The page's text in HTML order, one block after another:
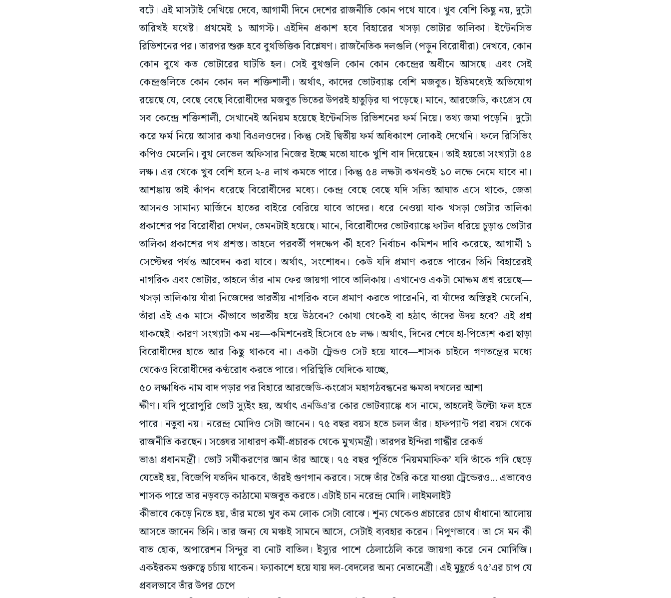
তারিখই যথেষ্ট। প্রথমেই ১ আগস্ট। এইদিন প্রকাশ হবে বিহারের খসড়া ভোটার তালিকা। ইন্টেনসিভ
রিভিশনের পর। তারপর শুরু হবে বুথভিত্তিক বিশ্লেষণ। রাজনৈতিক দলগুলি (পড়ুন বিরোধীরা) দেখবে, কোন
কোন বুথে কত ভোটারের ঘাটতি হল। সেই বুথগুলি কোন কোন কেন্দ্রের অধীনে আসছে। এবং সেই
কেন্দ্রগুলিতে কোন কোন দল শক্তিশালী। অর্থাৎ, কাদের ভোটব্যাঙ্ক বেশি মজবুত। ইতিমধ্যেই অভিযোগ
রয়েছে যে, বেছে বেছে বিরোধীদের মজবুত ভিতের উপরই হাতুড়ির ঘা পড়েছে। মানে, আরজেডি, কংগ্রেস যে
সব কেন্দ্রে শক্তিশালী, সেখানেই অনিয়ম হয়েছে ইন্টেনসিভ রিভিশনের ফর্ম নিয়ে। তথ্য জমা পড়েনি। দুটো
করে ফর্ম নিয়ে আসার কথা বিএলওদের। কিন্তু সেই দ্বিতীয় ফর্ম অধিকাংশ লোকই দেখেনি। ফলে রিসিভিং
কপিও মেলেনি। বুথ লেভেল অফিসার নিজের ইচ্ছে মতো যাকে খুশি বাদ দিয়েছেন। তাই হয়তো সংখ্যাটা ৫৪
লক্ষ। এর থেকে খুব বেশি হলে ২-৪ লাখ কমতে পারে। কিন্তু ৫৪ লক্ষটা কখনওই ১০ লক্ষে নেমে যাবে না।
আশঙ্কায় তাই কাঁপন ধরেছে বিরোধীদের মধ্যে। কেন্দ্র বেছে বেছে যদি সত্যি আঘাত এসে থাকে, জেতা
আসনও সামান্য মার্জিনে হাতের বাইরে বেরিয়ে যাবে তাদের। ধরে নেওয়া যাক খসড়া ভোটার তালিকা
প্রকাশের পর বিরোধীরা দেখল, তেমনটাই হয়েছে। মানে, বিরোধীদের ভোটব্যাঙ্কে ফাটল ধরিয়ে চূড়ান্ত ভোটার
তালিকা প্রকাশের পথ প্রশস্ত। তাহলে পরবর্তী পদক্ষেপ কী হবে? নির্বাচন কমিশন দাবি করেছে, আগামী ১
সেপ্টেম্বর পর্যন্ত আবেদন করা যাবে। অর্থাৎ, সংশোধন। কেউ যদি প্রমাণ করতে পারেন তিনি বিহারেরই
নাগরিক এবং ভোটার, তাহলে তাঁর নাম ফের জায়গা পাবে তালিকায়। এখানেও একটা মোক্ষম প্রশ্ন রয়েছে—
খসড়া তালিকায় যাঁরা নিজেদের ভারতীয় নাগরিক বলে প্রমাণ করতে পারেননি, বা যাঁদের অস্তিত্বই মেলেনি,
তাঁরা এই এক মাসে কীভাবে ভারতীয় হয়ে উঠবেন? কোথা থেকেই বা হঠাৎ তাঁদের উদয় হবে? এই প্রশ্ন
থাকছেই। কারণ সংখ্যাটা কম নয়—কমিশনেরই হিসেবে ৫৮ লক্ষ। অর্থাৎ, দিনের শেষে হা-পিত্যেশ করা ছাড়া
বিরোধীদের হাতে আর কিছু থাকবে না। একটা ট্রেন্ডও সেট হয়ে যাবে—শাসক চাইলে গণতন্ত্রের মধ্যে
থেকেও বিরোধীদের কণ্ঠরোধ করতে পারে। পরিস্থিতি যেদিকে যাচ্ছে,
৫০ লক্ষাধিক নাম বাদ পড়ার পর বিহারে আরজেডি-কংগ্রেস মহাগঠবন্ধনের ক্ষমতা দখলের আশা
ক্ষীণ। যদি পুরোপুরি ভোট স্যুইং হয়, অর্থাৎ এনডিএ’র কোর ভোটব্যাঙ্কে ধস নামে, তাহলেই উল্টো ফল হতে
পারে। নতুবা নয়। নরেন্দ্র মোদিও সেটা জানেন। ৭৫ বছর বয়স হতে চলল তাঁর। হাফপ্যান্ট পরা বয়স থেকে
রাজনীতি করছেন। সঙ্ঘের সাধারণ কর্মী-প্রচারক থেকে মুখ্যমন্ত্রী। তারপর ইন্দিরা গান্ধীর রেকর্ড
ভাঙা প্রধানমন্ত্রী। ভোট সমীকরণের জ্ঞান তাঁর আছে। ৭৫ বছর পূর্তিতে ‘নিয়মমাফিক’ যদি তাঁকে গদি ছেড়ে
যেতেই হয়, বিজেপি যতদিন থাকবে, তাঁরই গুণগান করবে। সঙ্গে তাঁর তৈরি করে যাওয়া ট্রেন্ডেরও... এভাবেও
শাসক পারে তার নড়বড়ে কাঠামো মজবুত করতে। এটাই চান নরেন্দ্র মোদি। লাইমলাইট
কীভাবে কেড়ে নিতে হয়, তাঁর মতো খুব কম লোক সেটা বোঝে। শূন্য থেকেও প্রচারের চোখ ধাঁধানো আলোয়
আসতে জানেন তিনি। তার জন্য যে মঞ্চই সামনে আসে, সেটাই ব্যবহার করেন। নিপুণভাবে। তা সে মন কী
বাত হোক, অপারেশন সিন্দুর বা নোট বাতিল। ইস্যুর পাশে ঠেলাঠেলি করে জায়গা করে নেন মোদিজি।
একইরকম গুরুত্বে চর্চায় থাকেন। ফ্যাকাশে হয়ে যায় দল-বেদলের অন্য নেতানেত্রী। এই মুহূর্তে ৭৫’এর চাপ যে
প্রবলভাবে তাঁর উপর চেপে
বসেছে, সে নিয়ে সন্দেহ নেই। একদিকে সঙ্ঘ আকারে-ইঙ্গিতে বুঝিয়ে চলেছে যে, সময় ঘনিয়ে এল।